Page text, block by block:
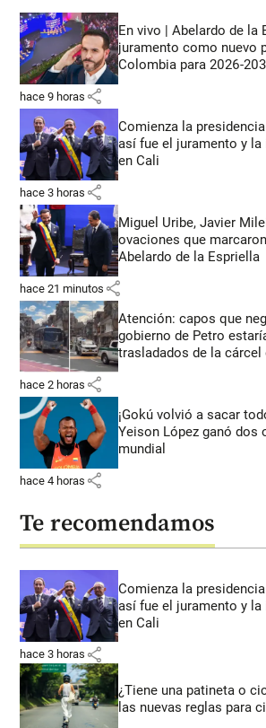
En vivo | Abelardo de la
juramento como nuevo
Colombia para 2026-
hace 9 horas share
Comienza la
así fue el juramento y
en Cali
hace 3 horas share
Miguel Uribe, Javier
ovaciones que
Abelardo de la Espriella
hace 21 minutos share
Atención: capos que
gobierno de Petro
trasladados de la cárcel
hace 2 horas share
¡Gokú volvió a sacar
Yeison López ganó dos
mundial
hace 4 horas share
Te recomendamos
Comienza la
así fue el juramento y
en Cali
hace 3 horas share
¿Tiene una patineta o
las nuevas reglas para